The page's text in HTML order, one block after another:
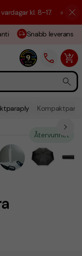
kl. 8–17. ☀️ Vi är
Snabb leverans
Återvunnet